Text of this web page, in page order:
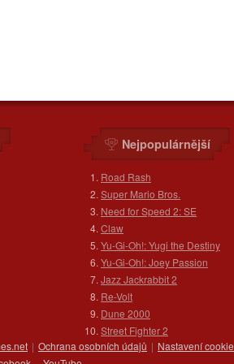
Nejpopulárnější
Road Rash
Super Mario Bros.
Need for Speed 2: SE
Claw
Yu-Gi-Oh!: Yugi the Destiny
Yu-Gi-Oh!: Joey Passion
Jazz Jackrabbit 2
Re-Volt
Dune 2000
Street Fighter 2
| Ochrana osobních údajů | Nastavení